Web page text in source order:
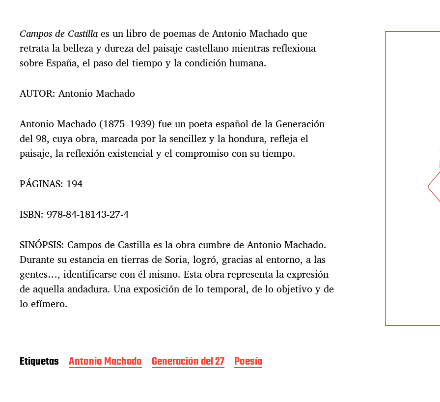
d
e
l
a
n
t
a
d
a
Campos de Castillaes un libro de poemas de Antonio Machado que
retrata la belleza y dureza del paisaje castellano mientras reflexiona
sobre España, el paso del tiempo y la condición humana.
AUTOR: Antonio Machado
Antonio Machado (1875–1939) fue un poeta español de la Generación
del 98, cuya obra, marcada por la sencillez y la hondura, refleja el
paisaje, la reflexión existencial y el compromiso con su tiempo.
PÁGINAS: 194
ISBN: 978-84-18143-27-4
SINÓPSIS: Campos de Castilla es la obra cumbre de Antonio Machado.
Durante su estancia en tierras de Soria, logró, gracias al entorno, a las
gentes…, identificarse con él mismo. Esta obra representa la expresión
de aquella andadura. Una exposición de lo temporal, de lo objetivo y de
lo efímero.
Etiquetas Antonio Machado Generación del 27 Poesía